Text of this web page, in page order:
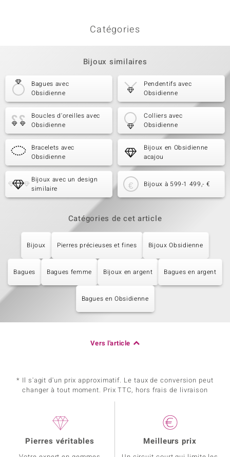
Catégories
Bijoux similaires
Bagues avec
Obsidienne
Pendentifs avec
Obsidienne
Boucles d'oreilles avec
Obsidienne
Colliers avec
Obsidienne
Bracelets avec
Obsidienne
Bijoux en Obsidienne
acajou
Bijoux avec un design
similaire
Bijoux à 599-1 499,- €
Catégories de cet article
Bijoux Pierres précieuses et fines Bijoux Obsidienne
Bagues Bagues femme Bijoux en argent Bagues en argent
Bagues en Obsidienne
Vers l'article
* Il s'agit d'un prix approximatif. Le taux de conversion peut
changer à tout moment. Prix TTC, hors frais de livraison
Pierres véritables Meilleurs prix